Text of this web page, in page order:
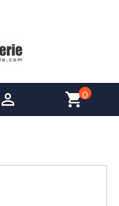
 shopping_cart0